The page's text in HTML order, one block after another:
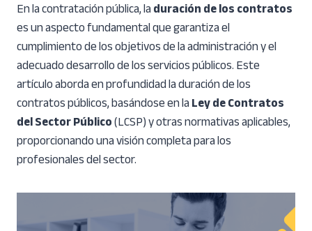
En la contratación pública, laduración de los contratos
es un aspecto fundamental que garantiza el
cumplimiento de los objetivos de la administración y el
adecuado desarrollo de los servicios públicos. Este
artículo aborda en profundidad la duración de los
contratos públicos, basándose en laLey de Contratos
del Sector Público(LCSP) y otras normativas aplicables,
proporcionando una visión completa para los
profesionales del sector.